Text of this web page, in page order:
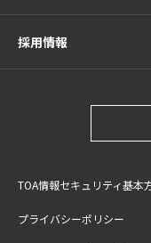
採用情報
TOA情報セキュリティ基本
プライバシーポリシー